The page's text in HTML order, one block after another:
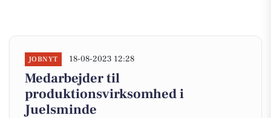
JOBNYT 18-08-2023 12:28
Medarbejder til
produktionsvirksomhed i
Juelsminde